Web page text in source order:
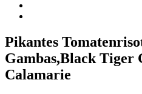
Pikantes
Gambas,Black Tiger
Calamarie